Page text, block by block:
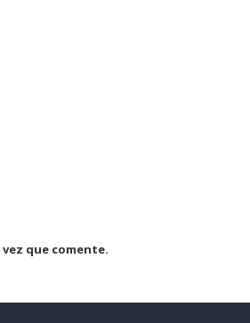
que comente.